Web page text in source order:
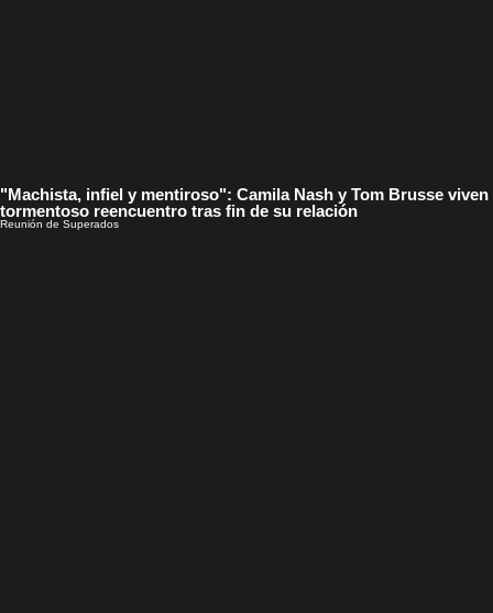
"Machista, infiel y mentiroso": Camila Nash y Tom Brusse viven
tormentoso reencuentro tras fin de su relación
Reunión de Superados